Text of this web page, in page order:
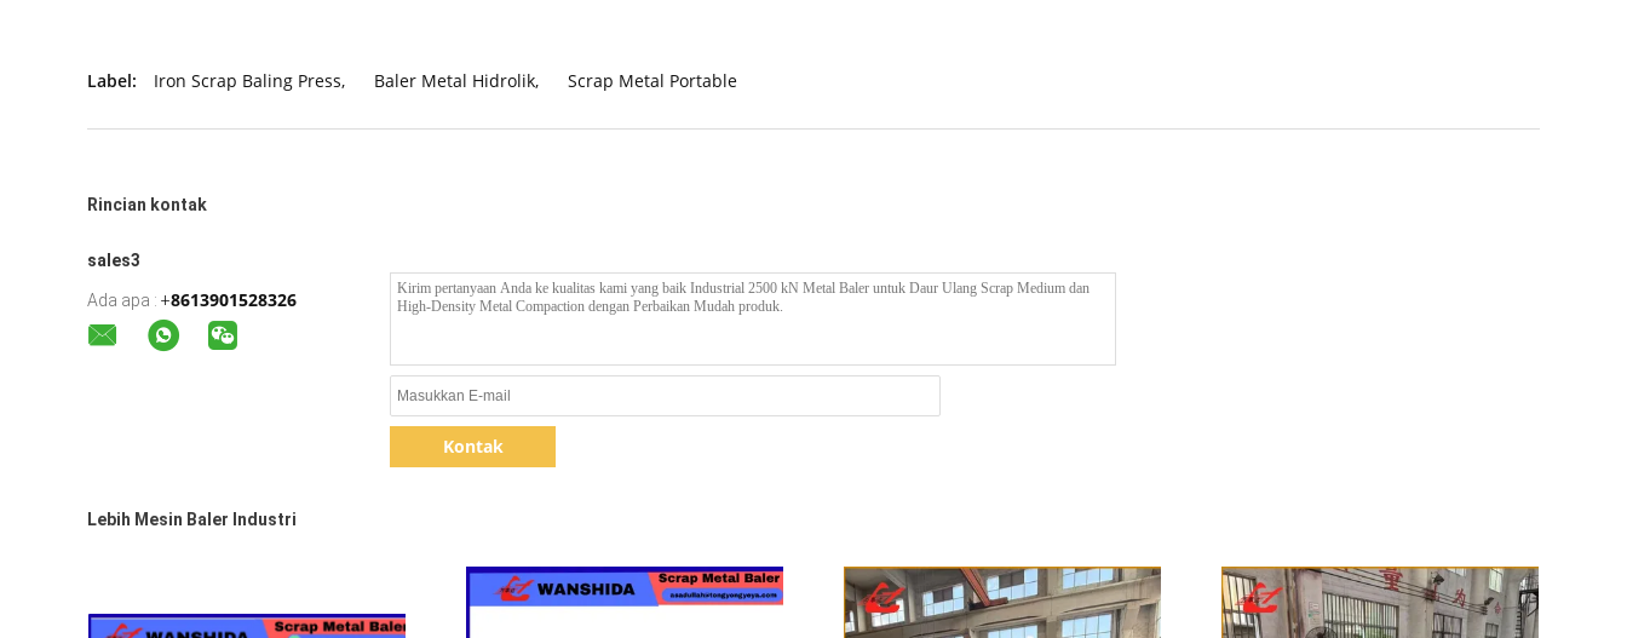
Label: Iron Scrap Baling Press, Baler Metal Hidrolik, Scrap Metal Portable
Rincian kontak
sales3
Ada apa : +8613901528326
Kontak
Lebih Mesin Baler Industri